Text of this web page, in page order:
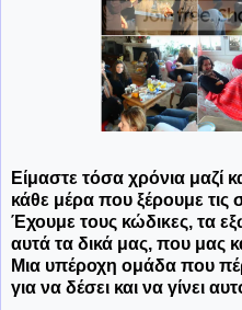
Είμαστε τόσα χρόνια μαζί
κάθε μέρα που ξέρουμε τις
Έχουμε τους κώδικες, τα
αυτά τα δικά μας, που μας
Μια υπέροχη ομάδα που
για να δέσει και να γίνει